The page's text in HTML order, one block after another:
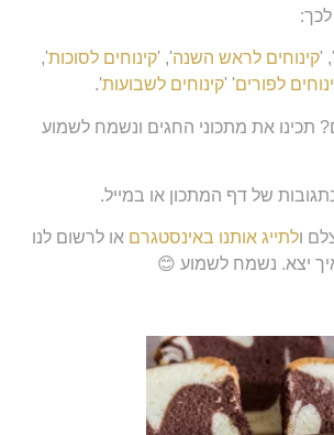
', 'קינוחים לראש השנה', 'קינוחים לסוכות',
לפורים' 'קינוחים לשבועות'.
תכינו את מתכוני החגים ונשמח לשמוע
של דף המתכון או במייל.
ולתייג אותנו באינסטגרם או לרשום לנו
יצא. נשמח לשמוע 😊